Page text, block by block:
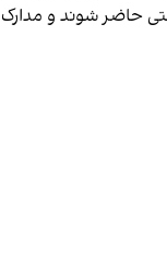
حاضر شوند و